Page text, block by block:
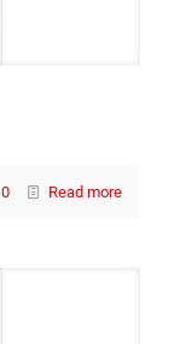
0 Read more